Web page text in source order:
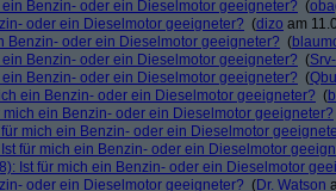
ein Benzin- oder ein Dieselmotor geeigneter? (
oder ein Dieselmotor geeigneter? (dizo am
Benzin- oder ein Dieselmotor geeigneter? (
ein Benzin- oder ein Dieselmotor geeigneter? (
ein Benzin- oder ein Dieselmotor geeigneter? (
ein Benzin- oder ein Dieselmotor geeigneter? (
mich ein Benzin- oder ein Dieselmotor geeigneter?
für mich ein Benzin- oder ein Dieselmotor
Ist für mich ein Benzin- oder ein Dieselmotor
Ist für mich ein Benzin- oder ein Dieselmotor
oder ein Dieselmotor geeigneter? (Dr. Watson